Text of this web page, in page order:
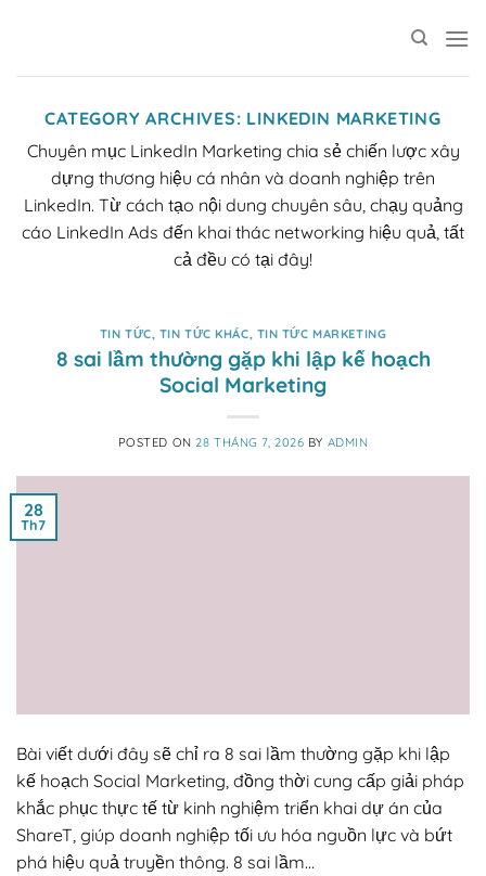
CATEGORY ARCHIVES: LINKEDIN MARKETING
Chuyên mục LinkedIn Marketing chia sẻ chiến lược xây
dựng thương hiệu cá nhân và doanh nghiệp trên
LinkedIn. Từ cách tạo nội dung chuyên sâu, chạy quảng
cáo LinkedIn Ads đến khai thác networking hiệu quả, tất
cả đều có tại đây!
TIN TỨC, TIN TỨC KHÁC, TIN TỨC MARKETING
8 sai lầm thường gặp khi lập kế hoạch
Social Marketing
POSTED ON28 THÁNG 7, 2026 BY ADMIN
28
Th7
Bài viết dưới đây sẽ chỉ ra 8 sai lầm thường gặp khi lập
kế hoạch Social Marketing, đồng thời cung cấp giải pháp
khắc phục thực tế từ kinh nghiệm triển khai dự án của
ShareT, giúp doanh nghiệp tối ưu hóa nguồn lực và bứt
phá hiệu quả truyền thông. 8 sai lầm…